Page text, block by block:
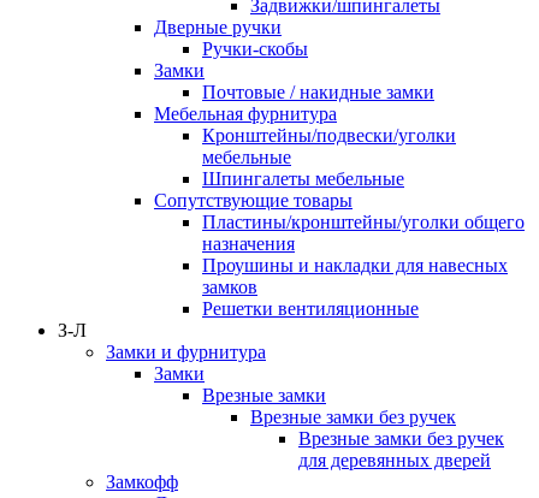
Задвижки/шпингалеты
Дверные ручки
Ручки-скобы
Замки
Почтовые / накидные замки
Мебельная фурнитура
Кронштейны/подвески/уголки
мебельные
Шпингалеты мебельные
Сопутствующие товары
Пластины/кронштейны/уголки общего
назначения
Проушины и накладки для навесных
замков
Решетки вентиляционные
З-Л
Замки и фурнитура
Замки
Врезные замки
Врезные замки без ручек
Врезные замки без ручек
для деревянных дверей
Замкофф